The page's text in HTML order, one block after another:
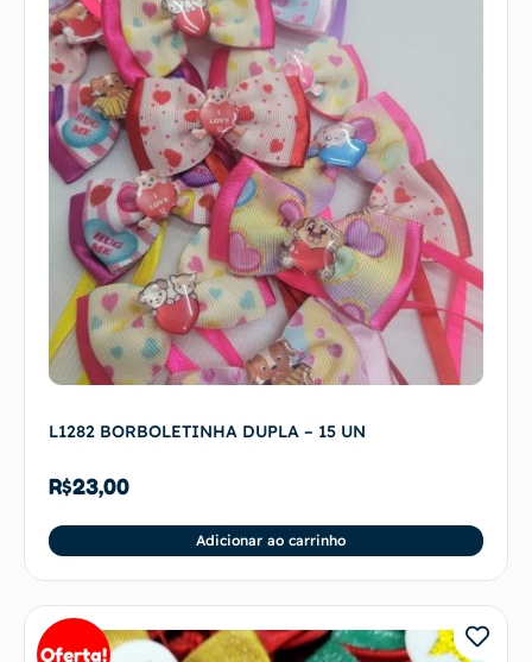
L1282 BORBOLETINHA DUPLA – 15 UN
R$23,00
Adicionar ao carrinho
Oferta!